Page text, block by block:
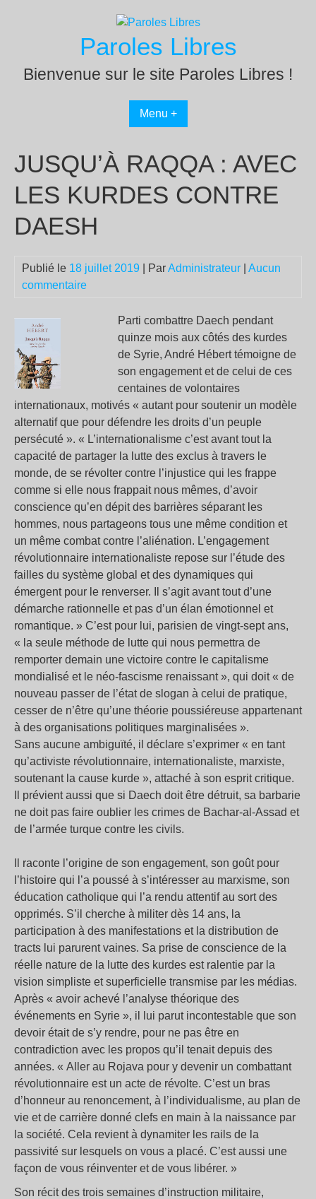
Paroles Libres
Bienvenue sur le site Paroles Libres !
Menu +
JUSQU’À RAQQA : AVEC
LES KURDES CONTRE
DAESH
Publié le 18 juillet 2019 | ParAdministrateur
Aucun
commentaire
Parti combattre Daech pendant
quinze mois aux côtés des kurdes
de Syrie, André Hébert témoigne de
son engagement et de celui de ces
centaines de volontaires
internationaux, motivés « autant pour soutenir un modèle
alternatif que pour défendre les droits d’un peuple
persécuté ». « L’internationalisme c’est avant tout la
capacité de partager la lutte des exclus à travers le
monde, de se révolter contre l’injustice qui les frappe
comme si elle nous frappait nous mêmes, d’avoir
conscience qu’en dépit des barrières séparant les
hommes, nous partageons tous une même condition et
un même combat contre l’aliénation. L’engagement
révolutionnaire internationaliste repose sur l’étude des
failles du système global et des dynamiques qui
émergent pour le renverser. Il s’agit avant tout d’une
démarche rationnelle et pas d’un élan émotionnel et
romantique. » C’est pour lui, parisien de vingt-sept ans,
« la seule méthode de lutte qui nous permettra de
remporter demain une victoire contre le capitalisme
mondialisé et le néo-fascisme renaissant », qui doit « de
nouveau passer de l’état de slogan à celui de pratique,
cesser de n’être qu’une théorie poussiéreuse appartenant
à des organisations politiques marginalisées ».
Sans aucune ambiguïté, il déclare s’exprimer « en tant
qu’activiste révolutionnaire, internationaliste, marxiste,
soutenant la cause kurde », attaché à son esprit critique.
Il prévient aussi que si Daech doit être détruit, sa barbarie
ne doit pas faire oublier les crimes de Bachar-al-Assad et
de l’armée turque contre les civils.
Il raconte l’origine de son engagement, son goût pour
l’histoire qui l’a poussé à s’intéresser au marxisme, son
éducation catholique qui l’a rendu attentif au sort des
opprimés. S’il cherche à militer dès 14 ans, la
participation à des manifestations et la distribution de
tracts lui parurent vaines. Sa prise de conscience de la
réelle nature de la lutte des kurdes est ralentie par la
vision simpliste et superficielle transmise par les médias.
Après « avoir achevé l’analyse théorique des
événements en Syrie », il lui parut incontestable que son
devoir était de s’y rendre, pour ne pas être en
contradiction avec les propos qu’il tenait depuis des
années. « Aller au Rojava pour y devenir un combattant
révolutionnaire est un acte de révolte. C’est un bras
d’honneur au renoncement, à l’individualisme, au plan de
vie et de carrière donné clefs en main à la naissance par
la société. Cela revient à dynamiter les rails de la
passivité sur lesquels on vous a placé. C’est aussi une
façon de vous réinventer et de vous libérer. »
Son récit des trois semaines d’instruction militaire,